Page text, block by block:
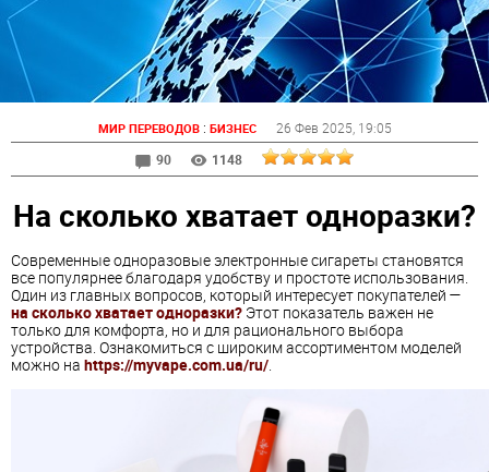
МИР ПЕРЕВОДОВ: БИЗНЕС 26 Фев 2025 , 19:05
90
1148
На сколько хватает одноразки?
Современные одноразовые электронные сигареты становятся
все популярнее благодаря удобству и простоте использования.
Один из главных вопросов, который интересует покупателей —
на сколько хватает одноразки? Этот показатель важен не
только для комфорта, но и для рационального выбора
устройства. Ознакомиться с широким ассортиментом моделей
можно на https://myvape.com.ua/ru/.